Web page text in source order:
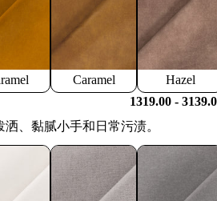
Caramel
Hazel
1319.00 -
、黏腻小手和日常污渍。